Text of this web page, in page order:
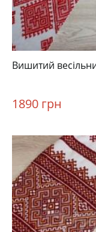
Вишитий
1890 грн